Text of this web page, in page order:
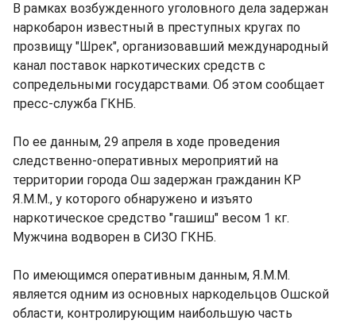
В рамках возбужденного уголовного дела задержан
наркобарон известный в преступных кругах по
прозвищу "Шрек", организовавший международный
канал поставок наркотических средств с
сопредельными государствами. Об этом сообщает
пресс-служба ГКНБ.
По ее данным, 29 апреля в ходе проведения
следственно-оперативных мероприятий на
территории города Ош задержан гражданин КР
Я.М.М., у которого обнаружено и изъято
наркотическое средство "гашиш" весом 1 кг.
Мужчина водворен в СИЗО ГКНБ.
По имеющимся оперативным данным, Я.М.М.
является одним из основных наркодельцов Ошской
области, контролирующим наибольшую часть